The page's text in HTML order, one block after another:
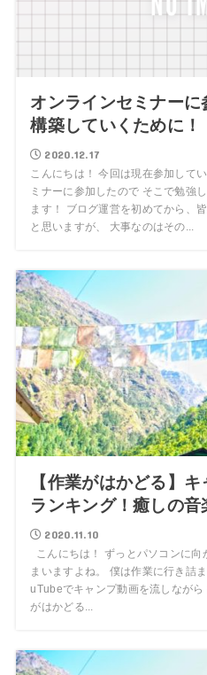
オンラインセミナー
構築していくために！
2020.12.17
こんにちは！ 今回は現在参加して
ミナーに参加したので そこで勉強
ます！ ブログ運営を初めてから、
と思いますが、 大事なのはその...
【作業がはかどる】
ランキング！癒しの音
2020.11.10
こんにちは！ ずっとパソコンに向
まいますよね。 僕は作業に行き詰
uTubeでキャンプ動画を流しなが
がはかどる...